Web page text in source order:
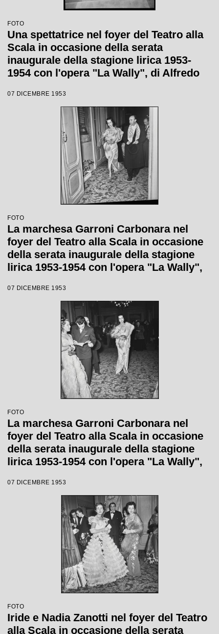
FOTO
Una spettatrice nel foyer del Teatro alla
Scala in occasione della serata
inaugurale della stagione lirica 1953-
1954 con l'opera "La Wally", di Alfredo
con la regia di Tatiana Pavlova
07 DICEMBRE 1953
FOTO
La marchesa Garroni Carbonara nel
foyer del Teatro alla Scala in occasione
della serata inaugurale della stagione
lirica 1953-1954 con l'opera "La Wally",
Maria Giulini, con la regia di Tatiana
07 DICEMBRE 1953
FOTO
La marchesa Garroni Carbonara nel
foyer del Teatro alla Scala in occasione
della serata inaugurale della stagione
lirica 1953-1954 con l'opera "La Wally",
Maria Giulini, con la regia di Tatiana
07 DICEMBRE 1953
FOTO
Iride e Nadia Zanotti nel foyer del Teatro
alla Scala in occasione della serata